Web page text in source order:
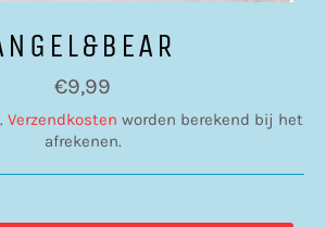
Normale
prijs
€9,99
Verzendkosten worden berekend bij het
afrekenen.